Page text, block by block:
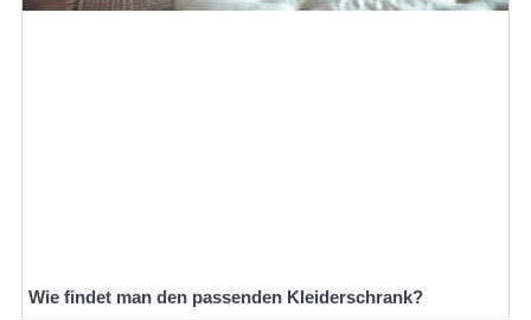
Wie findet man den passenden Kleiderschrank?